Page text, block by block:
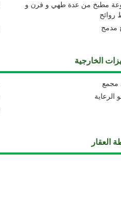
مطبخ من عدة طهي و فرن و
روائح
مدمج
الخارجية
مجمع
الرعاية
العقار